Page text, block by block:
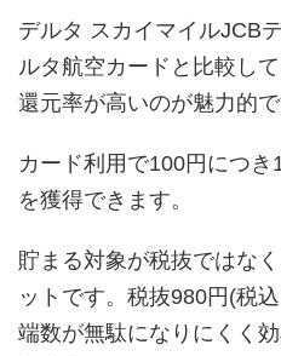
デルタ スカイマイルJCB
ルタ航空カードと比較し
還元率が高いのが魅力的で
カード利用で100円につ
を獲得できます。
貯まる対象が税抜ではな
ットです。税抜980円(税
端数が無駄になりにくく